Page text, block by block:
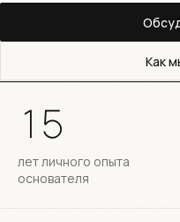
Как
15
лет личного опыта
основателя